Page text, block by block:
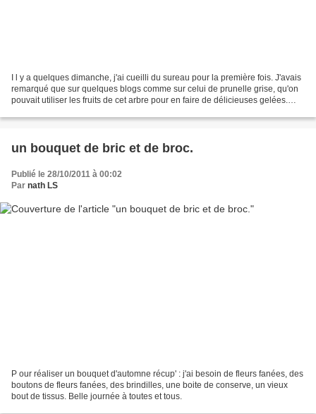
I l y a quelques dimanche, j'ai cueilli du sureau pour la première fois. J'avais
remarqué que sur quelques blogs comme sur celui de prunelle grise, qu'on
pouvait utiliser les fruits de cet arbre pour en faire de délicieuses gelées.
un bouquet de bric et de broc.
Publié le 28/10/2011 à 00:02
Par nath LS
P our réaliser un bouquet d'automne récup' : j'ai besoin de fleurs fanées, des
boutons de fleurs fanées, des brindilles, une boite de conserve, un vieux
bout de tissus. Belle journée à toutes et tous.